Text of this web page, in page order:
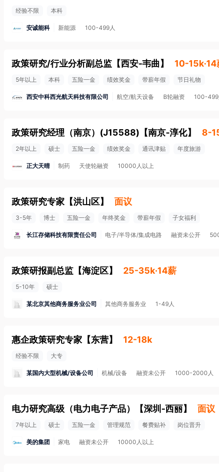
经验不限 本科
安诚能科 新能源 100-499人
政策研究/行业分析副总监 【西安-韦曲】 10-15k·14
5年以上 本科 五险一金 绩效奖金 带薪年假 节日礼物
西安中科西光航天科技有限公司 航空/航天设备 B轮融资 100-
政策研究经理（南京）(J15588) 【南京-淳化】 8-
2年以上 硕士 五险一金 绩效奖金 通讯津贴 年度旅游
正大天晴 制药 天使轮融资 10000人以上
政策研究专家 【洪山区】 面议
3-5年 博士 五险一金 年终奖金 带薪年假 子女福利
长江存储科技有限责任公司 电子/半导体/集成电路 融资未公开
政策研报副总监 【海淀区】 25-35k·14薪
5-10年 硕士
某北京其他商务服务业公司 其他商务服务业 1-49人
惠企政策研究专家 【东营】 12-18k
经验不限 大专
某国内大型机械/设备公司 机械/设备 融资未公开 1000-2000人
电力研究高级（电力电子产品） 【深圳-西丽】 面议
7年以上 硕士 五险一金 管理规范 餐费贴补 岗位晋升
美的集团 家电 融资未公开 10000人以上